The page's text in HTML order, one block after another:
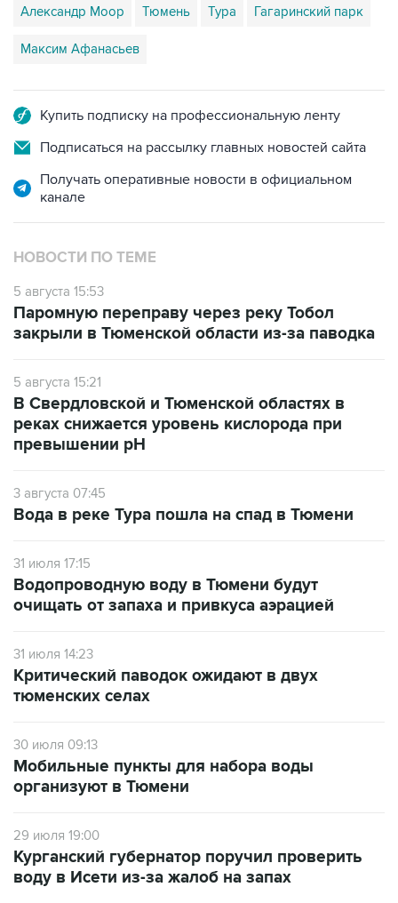
Александр Моор Тюмень Тура Гагаринский парк
Максим Афанасьев
Купить подписку на профессиональную ленту
Подписаться на рассылку главных новостей сайта
Получать оперативные новости в официальном
канале
НОВОСТИ ПО ТЕМЕ
5 августа 15:53
Паромную переправу через реку Тобол
закрыли в Тюменской области из-за паводка
5 августа 15:21
В Свердловской и Тюменской областях в
реках снижается уровень кислорода при
превышении рН
3 августа 07:45
Вода в реке Тура пошла на спад в Тюмени
31 июля 17:15
Водопроводную воду в Тюмени будут
очищать от запаха и привкуса аэрацией
31 июля 14:23
Критический паводок ожидают в двух
тюменских селах
30 июля 09:13
Мобильные пункты для набора воды
организуют в Тюмени
29 июля 19:00
Курганский губернатор поручил проверить
воду в Исети из-за жалоб на запах